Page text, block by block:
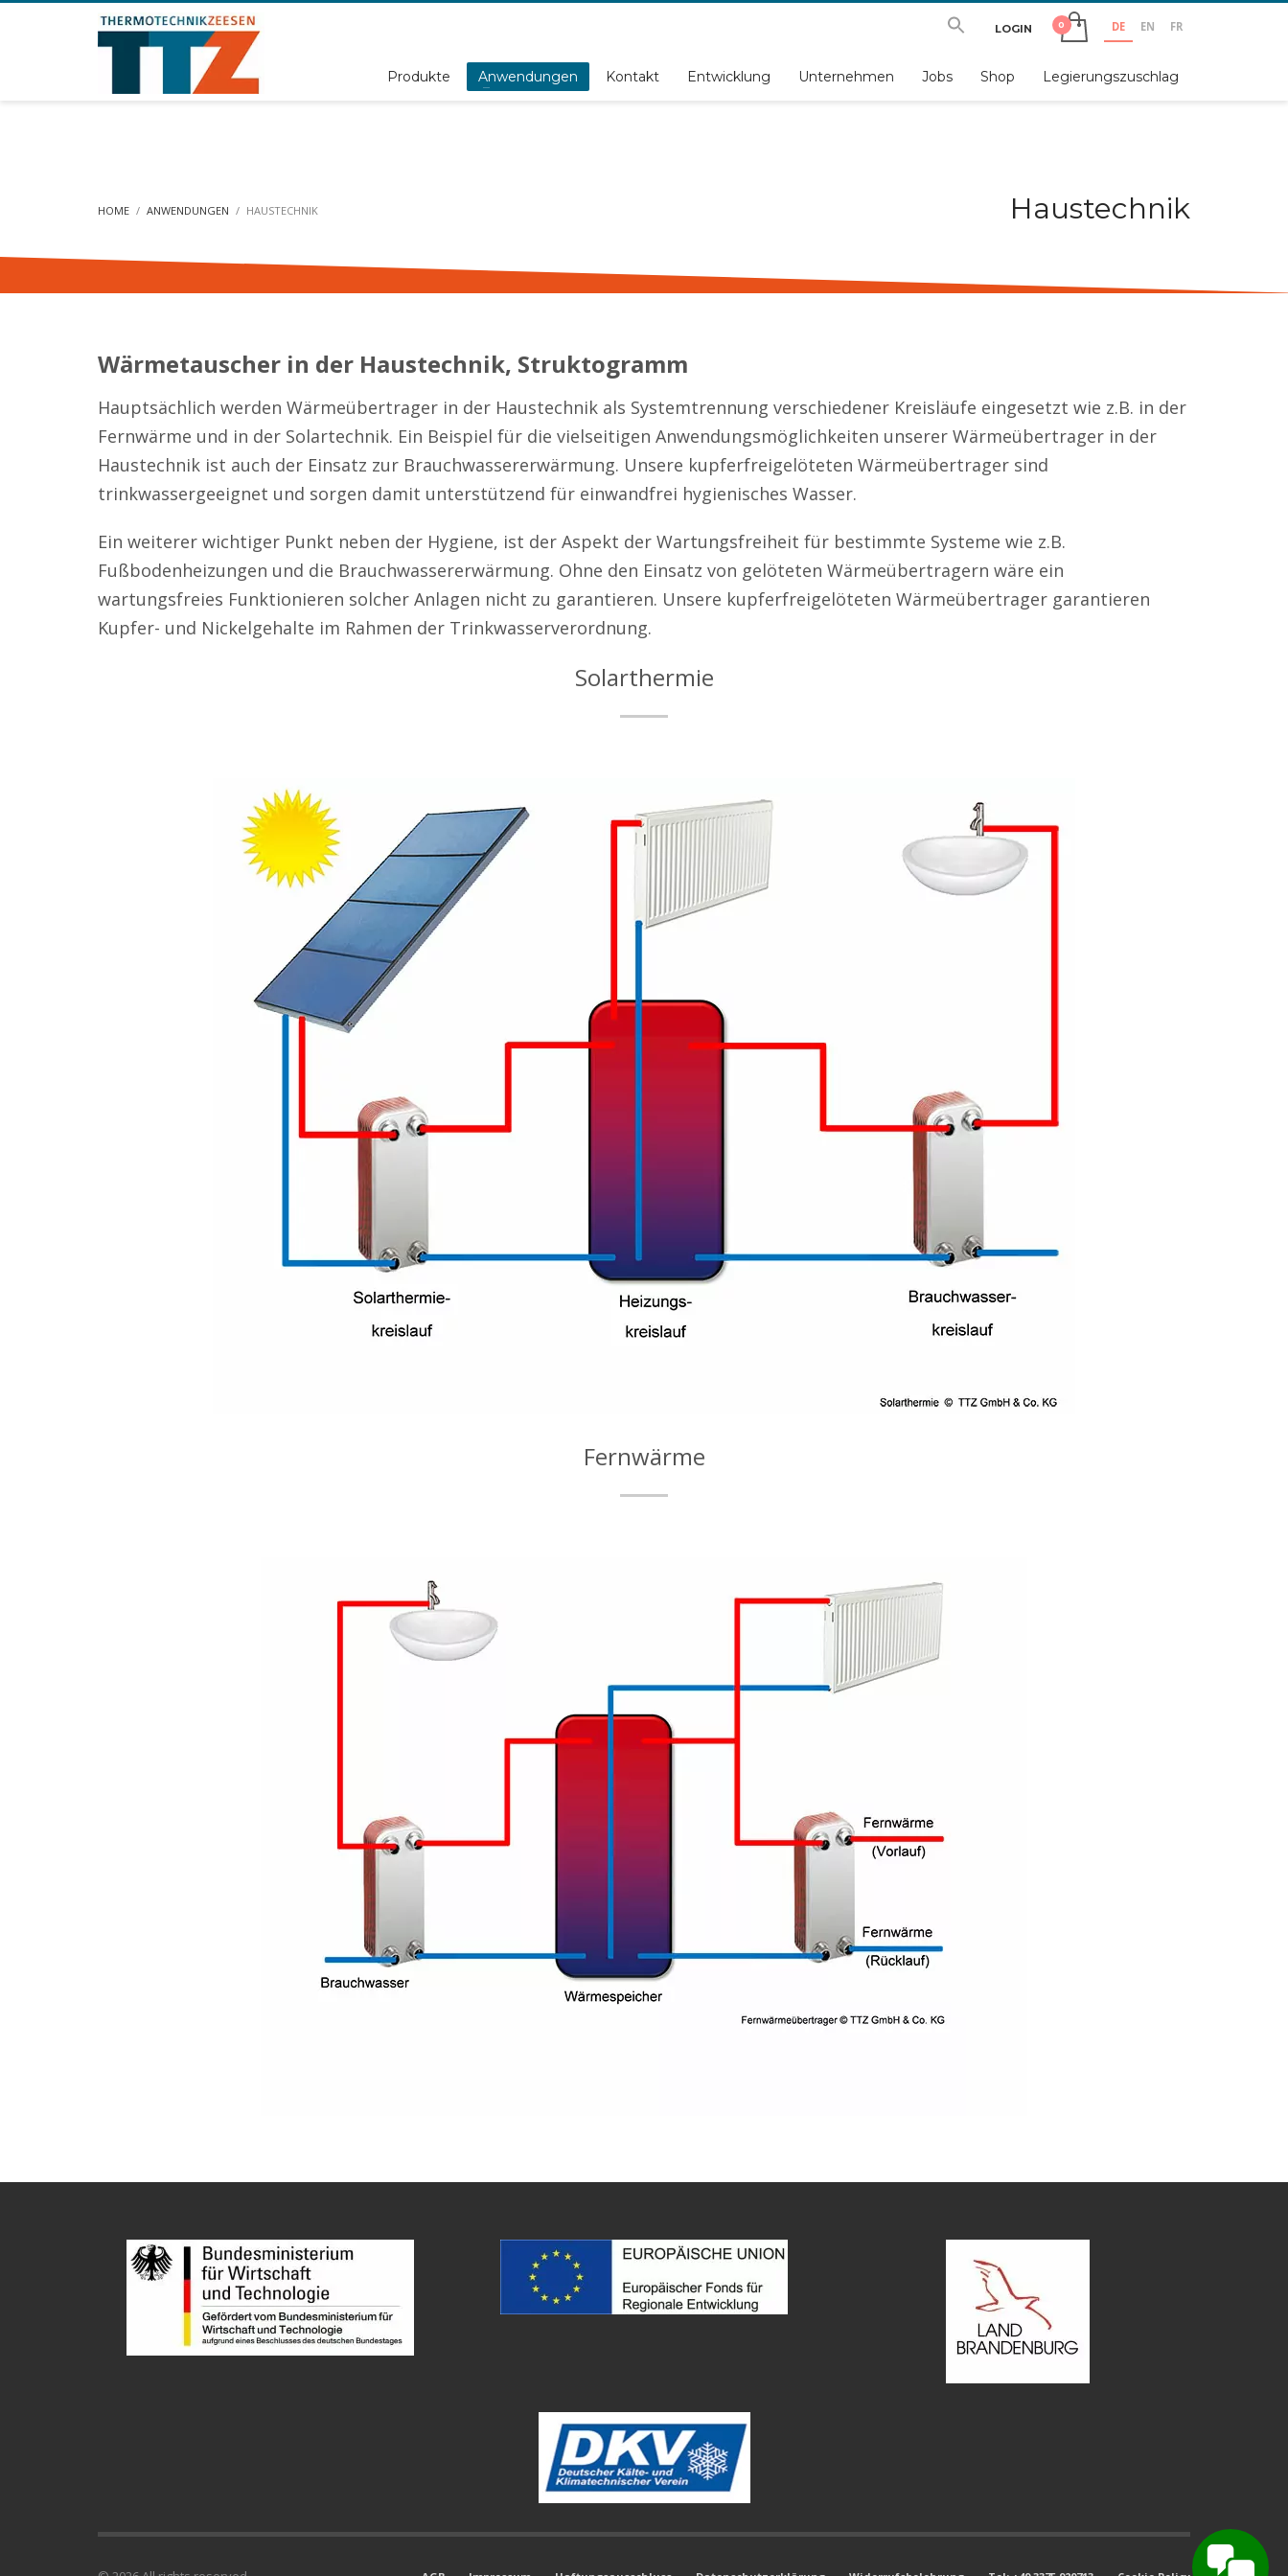
LOGIN DE EN FR
Produkte Anwendungen Kontakt Entwicklung Unternehmen Jobs Shop Legierungszuschlag
HOME ANWENDUNGEN HAUSTECHNIK Haustechnik
Wärmetauscher in der Haustechnik, Struktogramm
Hauptsächlich werden Wärmeübertrager in der Haustechnik als Systemtrennung verschiedener Kreisläufe eingesetzt wie z.B. in der
Fernwärme und in der Solartechnik. Ein Beispiel für die vielseitigen Anwendungsmöglichkeiten unserer Wärmeübertrager in der
Haustechnik ist auch der Einsatz zur Brauchwassererwärmung. Unsere kupferfreigelöteten Wärmeübertrager sind
trinkwassergeeignet und sorgen damit unterstützend für einwandfrei hygienisches Wasser.
Ein weiterer wichtiger Punkt neben der Hygiene, ist der Aspekt der Wartungsfreiheit für bestimmte Systeme wie z.B.
Fußbodenheizungen und die Brauchwassererwärmung. Ohne den Einsatz von gelöteten Wärmeübertragern wäre ein
wartungsfreies Funktionieren solcher Anlagen nicht zu garantieren. Unsere kupferfreigelöteten Wärmeübertrager garantieren
Kupfer- und Nickelgehalte im Rahmen der Trinkwasserverordnung.
Solarthermie
Fernwärme